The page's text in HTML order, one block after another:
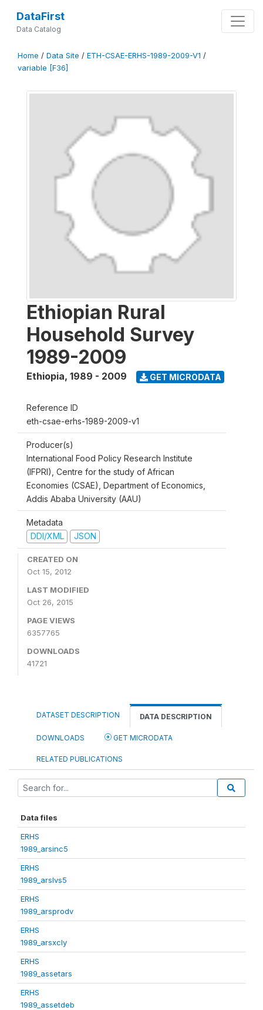
DataFirst
Data Catalog
Home / Data Site / ETH-CSAE-ERHS-1989-2009-V1 /
variable [F36]
Ethiopian Rural
Household Survey
1989-2009
Ethiopia, 1989 - 2009 GET MICRODATA
Reference ID
eth-csae-erhs-1989-2009-v1
Producer(s)
International Food Policy Research Institute
(IFPRI), Centre for the study of African
Economies (CSAE), Department of Economics,
Addis Ababa University (AAU)
Metadata
DDI/XML
JSON
CREATED ON
Oct 15, 2012
LAST MODIFIED
Oct 26, 2015
PAGE VIEWS
6357765
DOWNLOADS
41721
DATASET DESCRIPTION DATA DESCRIPTION
DOWNLOADS GET MICRODATA
RELATED PUBLICATIONS
Data files
ERHS
1989_arsinc5
ERHS
1989_arslvs5
ERHS
1989_arsprodv
ERHS
1989_arsxcly
ERHS
1989_assetars
ERHS
1989_assetdeb